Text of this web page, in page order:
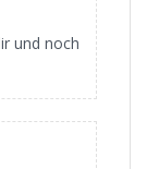
und noch